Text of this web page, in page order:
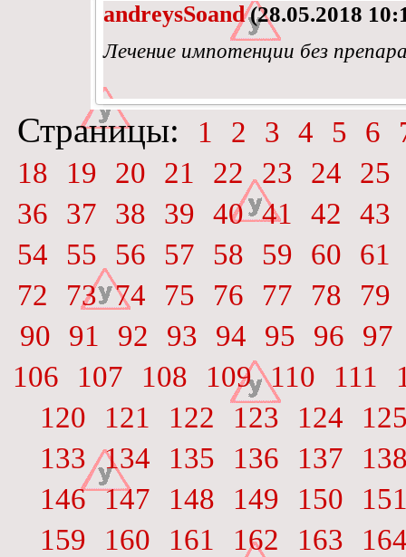
andreysSoand(28.05.2018
Лечение импотенции без
Страницы: 1 2 3 4 5 6
18
19 20 21 22 23 24
25
36
37 38 39 40 41 42
43
54
55 56 57 58 59 60
61
72
73 74 75 76 77 78
79
90
91 92 93 94 95 96
97
106
107 108 109 110 111
120
121 122 123 124
133 134 135 136 137
146 147 148 149 150
159
160 161 162 163